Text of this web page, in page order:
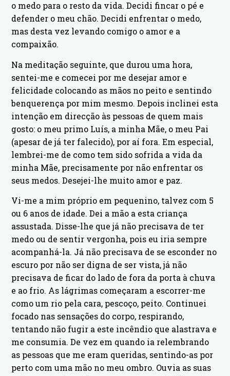
o medo para o resto da vida. Decidi fincar o pé e
defender o meu chão. Decidi enfrentar o medo,
mas desta vez levando comigo o amor e a
compaixão.
Na meditação seguinte, que durou uma hora,
sentei-me e comecei por me desejar amor e
felicidade colocando as mãos no peito e sentindo
benquerença por mim mesmo. Depois inclinei esta
intenção em direcção às pessoas de quem mais
gosto: o meu primo Luís, a minha Mãe, o meu Pai
(apesar de já ter falecido), por aí fora. Em especial,
lembrei-me de como tem sido sofrida a vida da
minha Mãe, precisamente por não enfrentar os
seus medos. Desejei-lhe muito amor e paz.
Vi-me a mim próprio em pequenino, talvez com 5
ou 6 anos de idade. Dei a mão a esta criança
assustada. Disse-lhe que já não precisava de ter
medo ou de sentir vergonha, pois eu iria sempre
acompanhá-la. Já não precisava de se esconder no
escuro por não ser digna de ser vista, já não
precisava de ficar do lado de fora da porta à chuva
e ao frio. As lágrimas começaram a escorrer-me
como um rio pela cara, pescoço, peito. Continuei
focado nas sensações do corpo, respirando,
tentando não fugir a este incêndio que alastrava e
me consumia. De vez em quando ia relembrando
as pessoas que me eram queridas, sentindo-as por
perto com uma mão no meu ombro. Ouvia as suas